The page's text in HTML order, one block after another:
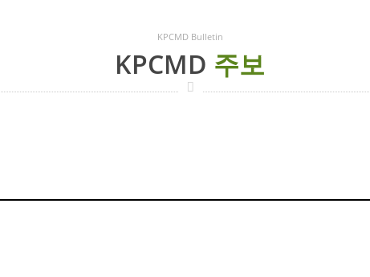
KPCMD Bulletin
KPCMD 주보